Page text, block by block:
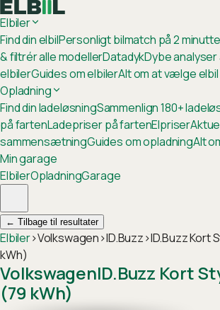
Elbiler
Find din elbilPersonligt bilmatch på 2
& filtrér alle modellerDatadykDybe
elbilerGuides om elbilerAlt om at vælge elbil
Opladning
Find din ladeløsningSammenlign 180+
på fartenLadepriser på fartenElpriser
sammensætningGuides om opladningAlt
Min garage
ElbilerOpladningGarage
← Tilbage til resultater
Elbiler›Volkswagen›ID.Buzz›ID.Buzz Kort
kWh)
VolkswagenID.Buzz Kort
(79 kWh)